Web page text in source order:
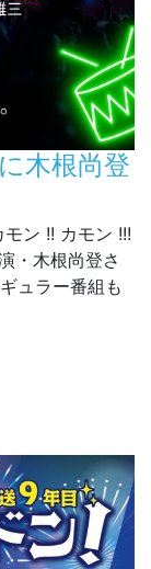
木根尚登
ン !! カモン !!!
・木根尚登さ
ュラー番組も